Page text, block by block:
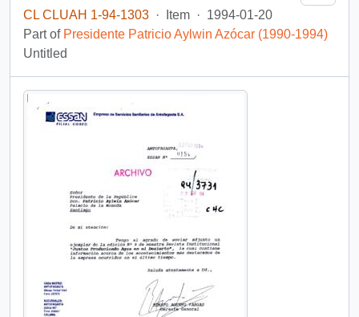
CL CLUAH 1-94-1303 · Item · 1994-01-20
Part of Presidente Patricio Aylwin Azócar (1990-1994)
Untitled